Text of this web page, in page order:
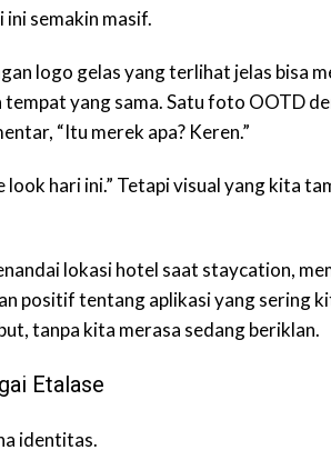
semakin masif.
logo gelas yang terlihat jelas bisa
yang sama. Satu foto OOTD
“Itu merek apa? Keren.”
look hari ini.” Tetapi visual yang kita
lokasi hotel saat staycation,
positif tentang aplikasi yang sering
tanpa kita merasa sedang beriklan.
Etalase
identitas.